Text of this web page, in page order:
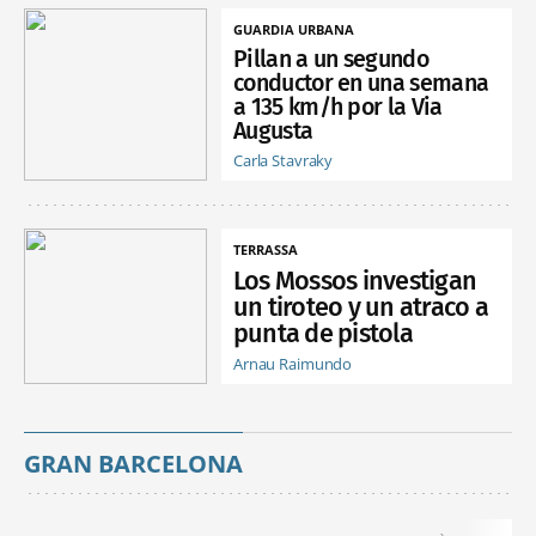
GUARDIA URBANA
Pillan a un segundo
conductor en una semana
a 135 km/h por la Via
Augusta
Carla Stavraky
TERRASSA
Los Mossos investigan
un tiroteo y un atraco a
punta de pistola
Arnau Raimundo
GRAN BARCELONA